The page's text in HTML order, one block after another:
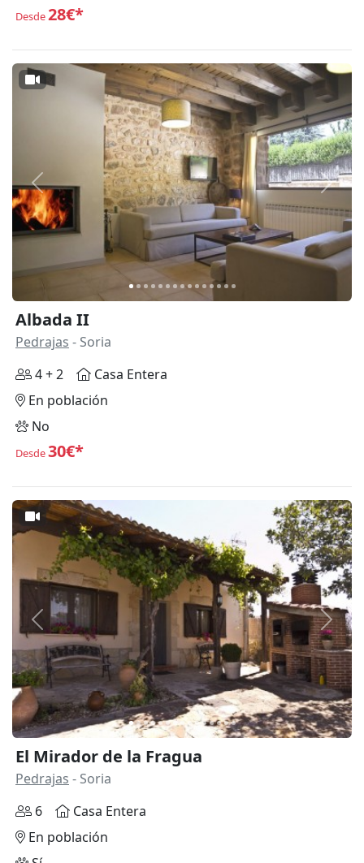
Desde28€*
Anterior
Albada II
Pedrajas - Soria
4 + 2
Casa Entera
En población
No
Desde30€*
Anterior
El Mirador de la Fragua
Pedrajas - Soria
6
Casa Entera
En población